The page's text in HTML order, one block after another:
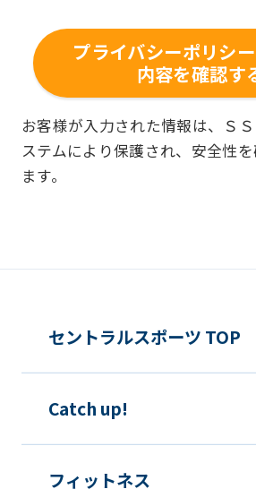
客様の個人情報を収集いた
■個人情報の利用
お客様からお預かりした
下の目的で使用させて頂
違法または不当な行為を助
ご利用上の諸連絡や利用
む）等、新商品・サー
発・実施のため
新商品・サービスやイ
プライバシーポリシ
内容を確認す
お客様が入力された情報は、Ｓ
ステムにより保護され、安全性
ます。
セントラルスポーツ TOP
Catch up!
フィットネス